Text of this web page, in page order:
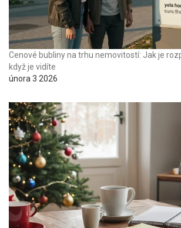
Cenové bubliny na trhu nemovitostí: Jak je
když je vidíte
února 3 2026